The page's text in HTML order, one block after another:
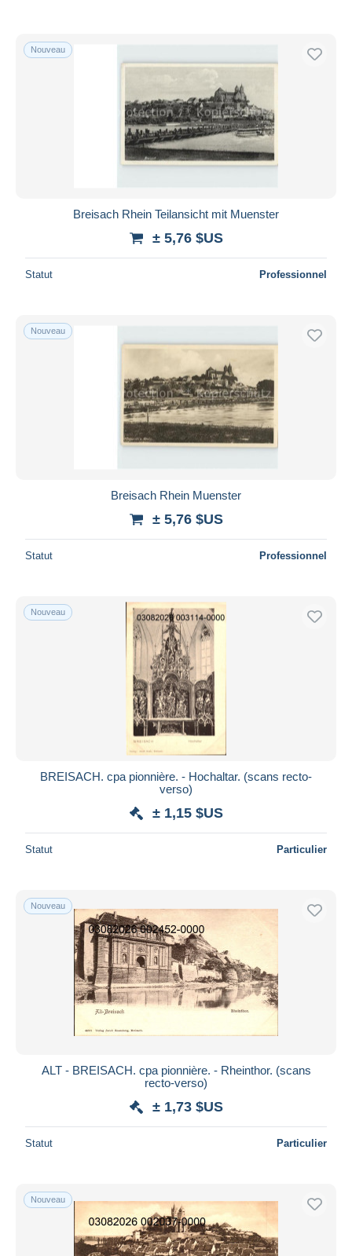
Nouveau
Breisach Rhein Teilansicht mit Muenster
± 5,76 $US
Statut Professionnel
Nouveau
Breisach Rhein Muenster
± 5,76 $US
Statut Professionnel
Nouveau
BREISACH. cpa pionnière. - Hochaltar. (scans recto-
verso)
± 1,15 $US
Statut Particulier
Nouveau
ALT - BREISACH. cpa pionnière. - Rheinthor. (scans
recto-verso)
± 1,73 $US
Statut Particulier
Nouveau